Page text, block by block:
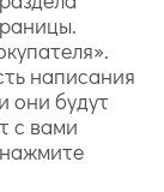
написания
они будут
с вами